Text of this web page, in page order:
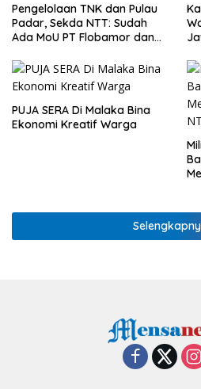
Pengelolaan TNK dan Pulau
Padar, Sekda NTT: Sudah
Ada MoU PT Flobamor dan
PUJA SERA Di Malaka Bina
Ekonomi Kreatif Warga